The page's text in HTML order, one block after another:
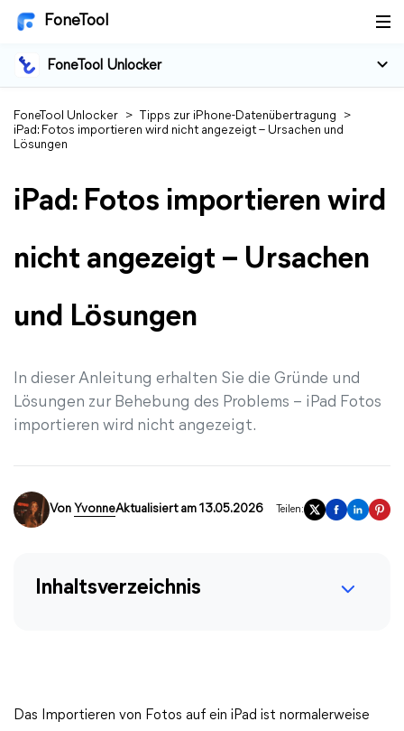
FoneTool
FoneTool Unlocker
FoneTool Unlocker > Tipps zur iPhone-Datenübertragung
>
iPad: Fotos importieren wird nicht angezeigt – Ursachen und
Lösungen
iPad: Fotos importieren wird
nicht angezeigt – Ursachen
und Lösungen
In dieser Anleitung erhalten Sie die Gründe und
Lösungen zur Behebung des Problems – iPad Fotos
importieren wird nicht angezeigt.
Von YvonneAktualisiert am 13.05.2026 Teilen:
Inhaltsverzeichnis
Das Importieren von Fotos auf ein iPad ist normalerweise